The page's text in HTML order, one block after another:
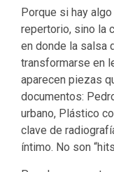
Porque si hay
repertorio, sino la
en donde la salsa
transformarse en
aparecen piezas
documentos:
urbano, Plástico
clave de
íntimo. No son